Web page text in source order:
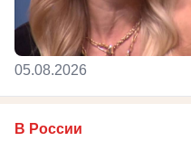
05.08.2026
В России